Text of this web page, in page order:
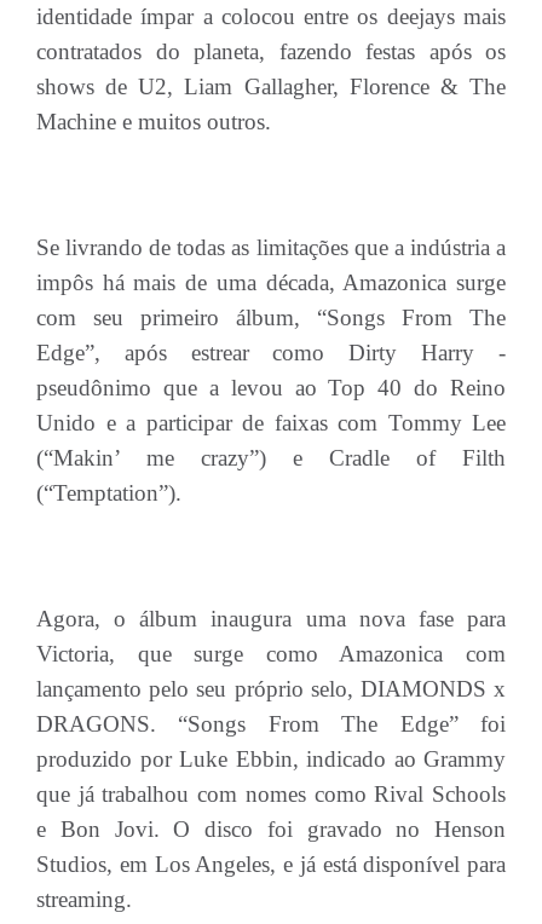
identidade ímpar a colocou entre os deejays mais
contratados do planeta, fazendo festas após os
shows de U2, Liam Gallagher, Florence & The
Machine e muitos outros.
Se livrando de todas as limitações que a indústria a
impôs há mais de uma década, Amazonica surge
com seu primeiro álbum, “Songs From The
Edge”, após estrear como Dirty Harry -
pseudônimo que a levou ao Top 40 do Reino
Unido e a participar de faixas com Tommy Lee
(“Makin’ me crazy”) e Cradle of Filth
(“Temptation”).
Agora, o álbum inaugura uma nova fase para
Victoria, que surge como Amazonica com
lançamento pelo seu próprio selo, DIAMONDS x
DRAGONS. “Songs From The Edge” foi
produzido por Luke Ebbin, indicado ao Grammy
que já trabalhou com nomes como Rival Schools
e Bon Jovi. O disco foi gravado no Henson
Studios, em Los Angeles, e já está disponível para
streaming.